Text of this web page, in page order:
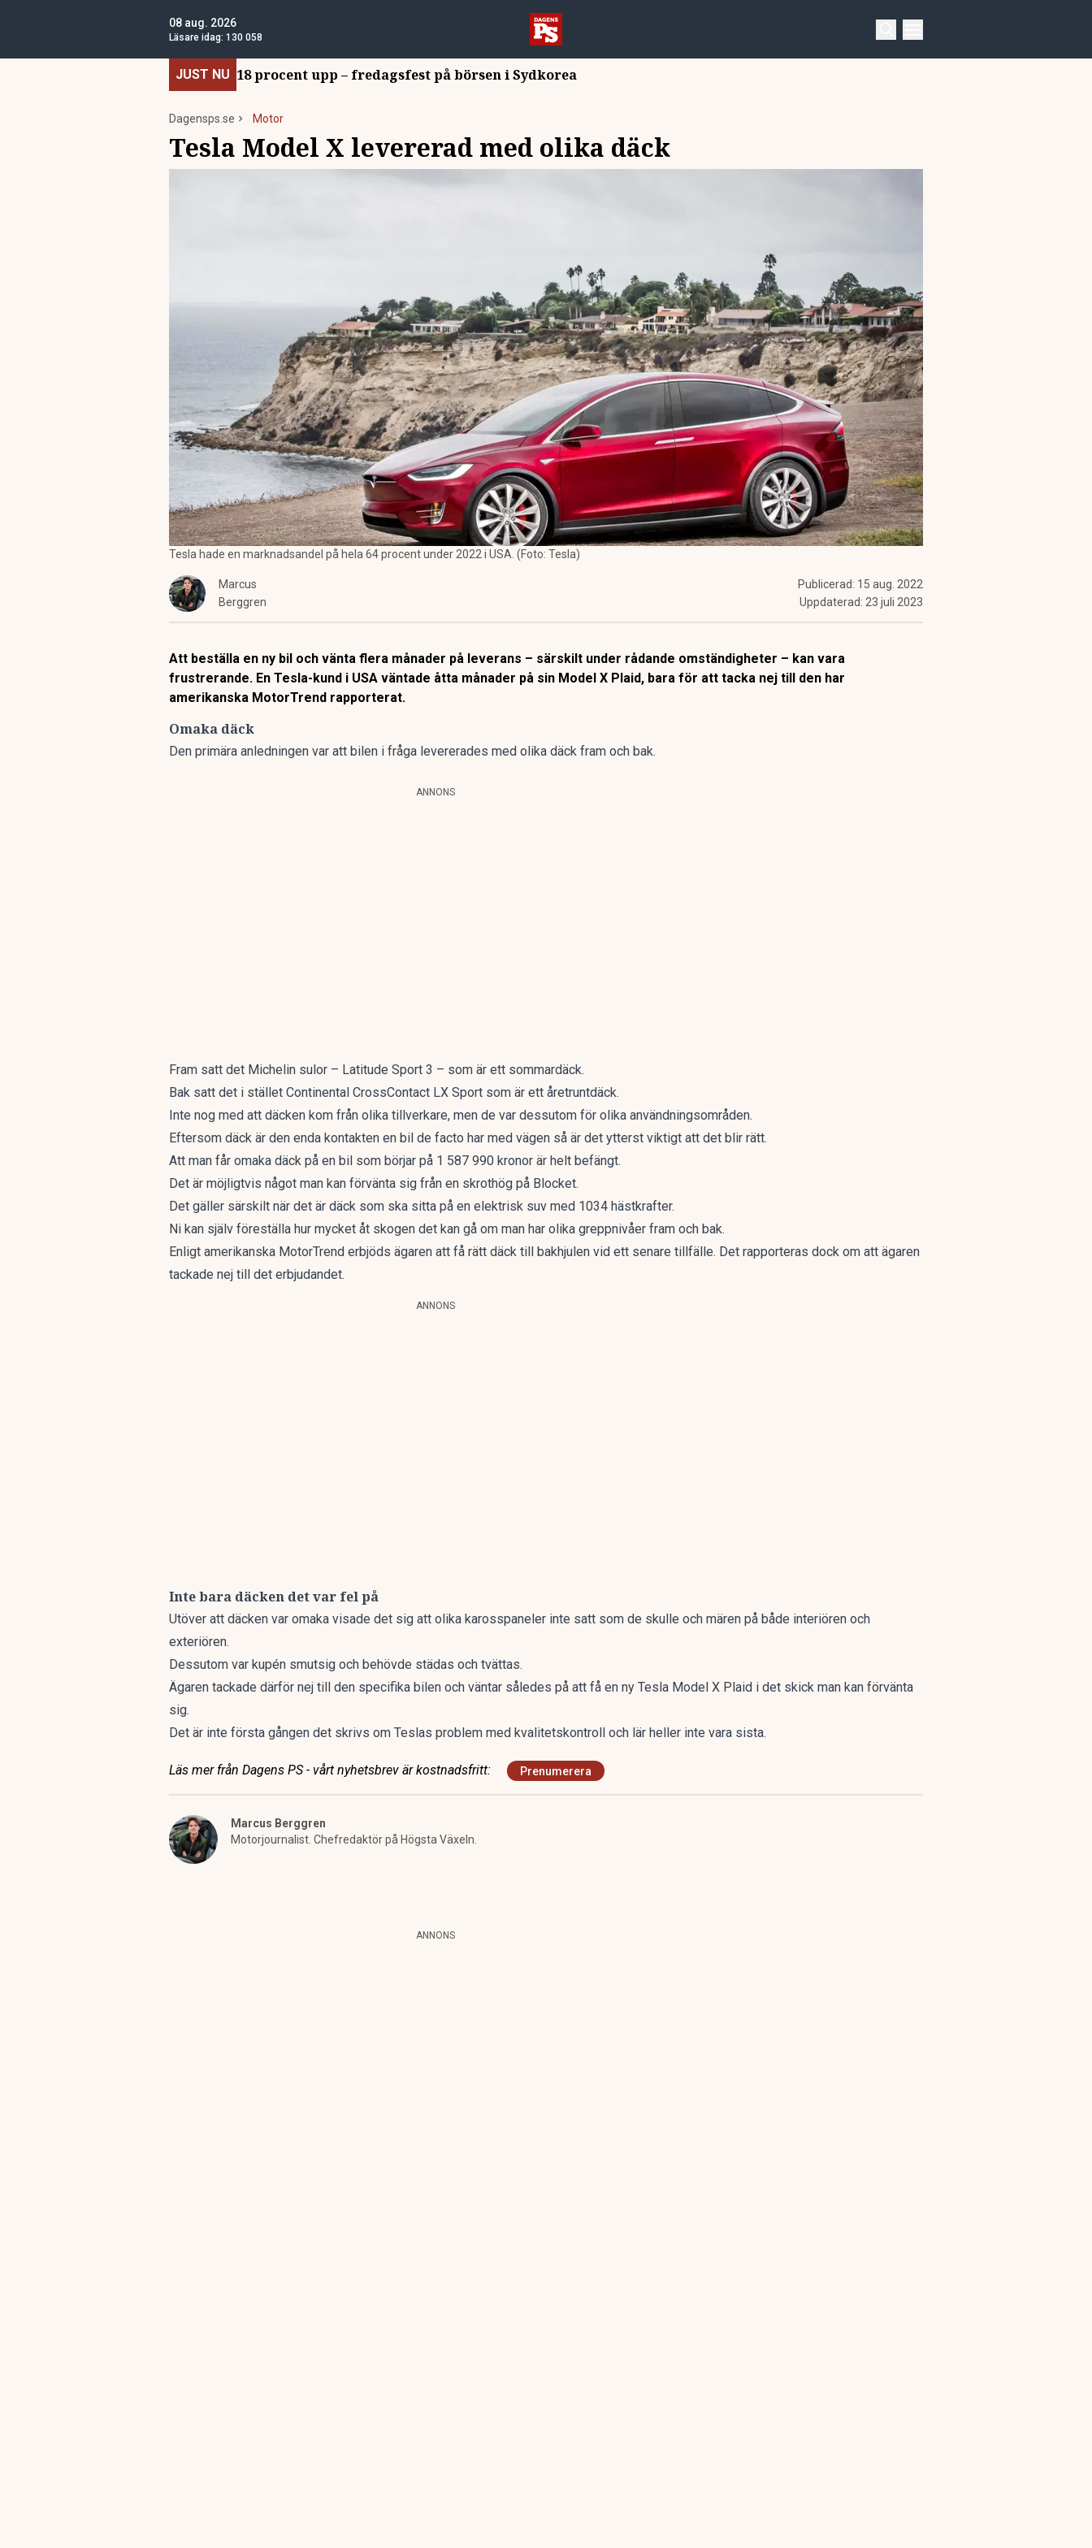
08 aug. 2026
Läsare idag: 130 058
JUST NU 18 procent upp – fredagsfest på börsen i Sydkorea
Dagensps.se Motor
Tesla Model X levererad med olika däck
Tesla hade en marknadsandel på hela 64 procent under 2022 i USA. (Foto: Tesla)
Marcus
Berggren
Publicerad: 15 aug. 2022
Uppdaterad: 23 juli 2023
Att beställa en ny bil och vänta flera månader på leverans – särskilt under rådande omständigheter – kan vara
frustrerande. En Tesla-kund i USA väntade åtta månader på sin Model X Plaid, bara för att tacka nej till den har
amerikanska MotorTrend rapporterat.
Omaka däck
Den primära anledningen var att bilen i fråga levererades med olika däck fram och bak.
ANNONS
Fram satt det Michelin sulor – Latitude Sport 3 – som är ett sommardäck.
Bak satt det i stället Continental CrossContact LX Sport som är ett åretruntdäck.
Inte nog med att däcken kom från olika tillverkare, men de var dessutom för olika användningsområden.
Eftersom däck är den enda kontakten en bil de facto har med vägen så är det ytterst viktigt att det blir rätt.
Att man får omaka däck på en bil som börjar på 1 587 990 kronor är helt befängt.
Det är möjligtvis något man kan förvänta sig från en skrothög på Blocket.
Det gäller särskilt när det är däck som ska sitta på en elektrisk suv med 1034 hästkrafter.
Ni kan själv föreställa hur mycket åt skogen det kan gå om man har olika greppnivåer fram och bak.
Enligt amerikanska MotorTrend erbjöds ägaren att få rätt däck till bakhjulen vid ett senare tillfälle. Det rapporteras dock om att ägaren
tackade nej till det erbjudandet.
ANNONS
Inte bara däcken det var fel på
Utöver att däcken var omaka visade det sig att olika karosspaneler inte satt som de skulle och mären på både interiören och
exteriören.
Dessutom var kupén smutsig och behövde städas och tvättas.
Ägaren tackade därför nej till den specifika bilen och väntar således på att få en ny Tesla Model X Plaid i det skick man kan förvänta
sig.
Det är inte första gången det skrivs om Teslas problem med kvalitetskontroll och lär heller inte vara sista.
Läs mer från Dagens PS - vårt nyhetsbrev är kostnadsfritt: Prenumerera
Marcus Berggren
Motorjournalist. Chefredaktör på Högsta Växeln.
ANNONS